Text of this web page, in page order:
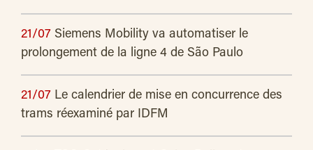
21/07 Siemens Mobility va automatiser le
prolongement de la ligne 4 de São Paulo
21/07 Le calendrier de mise en concurrence des
trams réexaminé par IDFM